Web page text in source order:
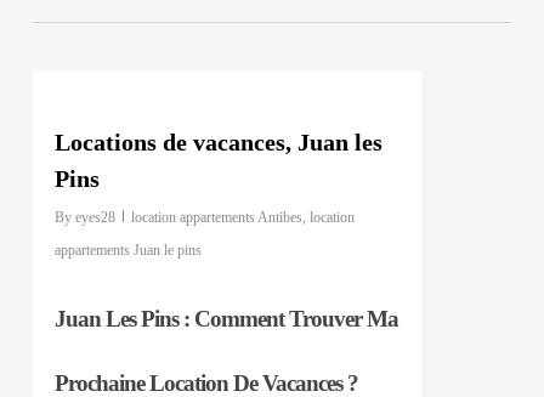
Locations de vacances, Juan les
Pins
By eyes28 location appartements Antibes, location
appartements Juan le pins
Juan Les Pins : Comment Trouver Ma
Prochaine Location De Vacances ?